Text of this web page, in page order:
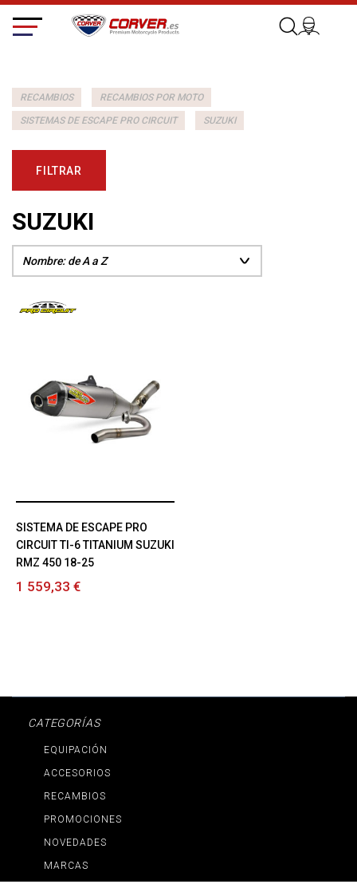
RECAMBIOS RECAMBIOS POR MOTO
SISTEMAS DE ESCAPE PRO CIRCUIT SUZUKI
FILTRAR
SUZUKI
SISTEMA DE ESCAPE PRO
CIRCUIT TI-6 TITANIUM SUZUKI
RMZ 450 18-25
1 559,33 €
CATEGORÍAS
EQUIPACIÓN
ACCESORIOS
RECAMBIOS
PROMOCIONES
NOVEDADES
MARCAS